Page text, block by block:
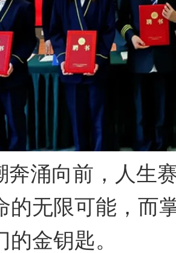
奔涌向前，人生
的无限可能，而
金钥匙。